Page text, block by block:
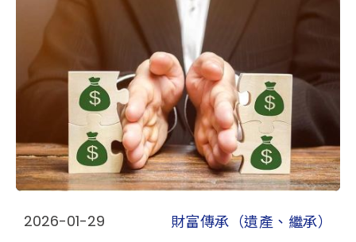
2026-01-29 財富傳承（遺產、繼承）